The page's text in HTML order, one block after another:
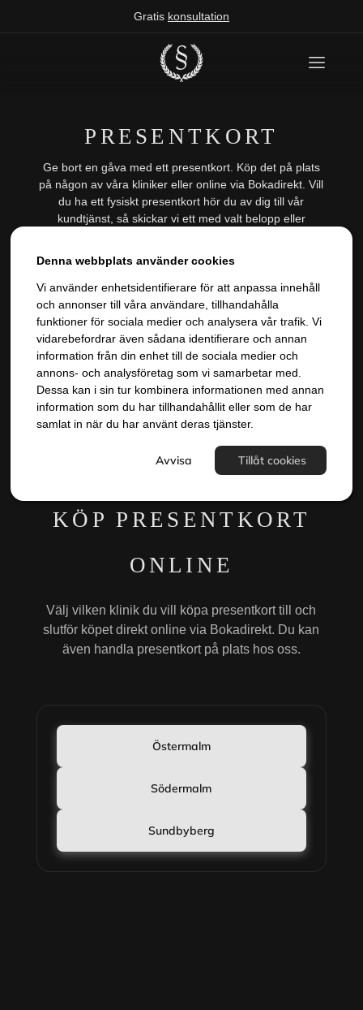
Gratis konsultation
Denna webbplats använder cookies
Vi använder enhetsidentifierare för att anpassa innehåll
och annonser till våra användare, tillhandahålla
funktioner för sociala medier och analysera vår trafik. Vi
vidarebefordrar även sådana identifierare och annan
information från din enhet till de sociala medier och
annons- och analysföretag som vi samarbetar med.
Dessa kan i sin tur kombinera informationen med annan
information som du har tillhandahållit eller som de har
samlat in när du har använt deras tjänster.
Avvisa Tillåt cookies
PRESENTKORT
Ge bort en gåva med ett presentkort. Köp det på plats
på någon av våra kliniker eller online via Bokadirekt. Vill
du ha ett fysiskt presentkort hör du av dig till vår
kundtjänst, så skickar vi ett med valt belopp eller
4,9
Trustpilot
30+
år
200K+
kunder
Gratis Konsultation
KÖP PRESENTKORT
ONLINE
Välj vilken klinik du vill köpa presentkort till och
slutför köpet direkt online via Bokadirekt. Du kan
även handla presentkort på plats hos oss.
Östermalm
Södermalm
Sundbyberg